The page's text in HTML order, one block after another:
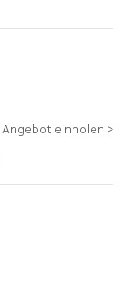
Angebot einholen >